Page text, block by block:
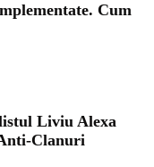
Cum
Liviu Alexa
Clanuri